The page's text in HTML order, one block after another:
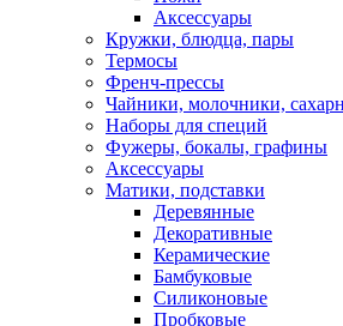
Аксессуары
Кружки, блюдца, пары
Термосы
Френч-прессы
Чайники, молочники,
Наборы для специй
Фужеры, бокалы, графины
Аксессуары
Матики, подставки
Деревянные
Декоративные
Керамические
Бамбуковые
Силиконовые
Пробковые